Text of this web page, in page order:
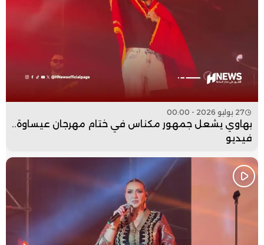
27 يوليو 2026 - 00:00
بهاوي يشعل جمهور مكناس في ختام مهرجان عيساوة..
فيديو